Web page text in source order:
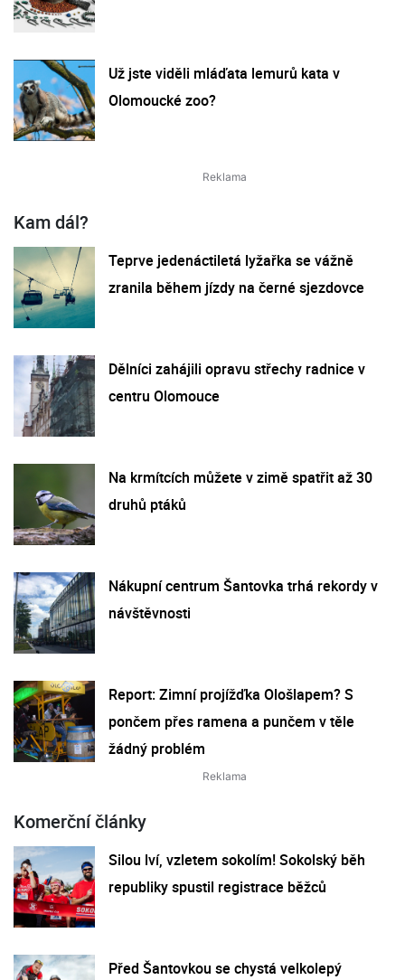
Už jste viděli mláďata lemurů kata v
Olomoucké zoo?
Kam dál?
Teprve jedenáctiletá lyžařka se vážně
zranila během jízdy na černé sjezdovce
Dělníci zahájili opravu střechy radnice v
centru Olomouce
Na krmítcích můžete v zimě spatřit až 30
druhů ptáků
Nákupní centrum Šantovka trhá rekordy v
návštěvnosti
Report: Zimní projížďka Ološlapem? S
pončem přes ramena a punčem v těle
žádný problém
Komerční články
Silou lví, vzletem sokolím! Sokolský běh
republiky spustil registrace běžců
Před Šantovkou se chystá velkolepý